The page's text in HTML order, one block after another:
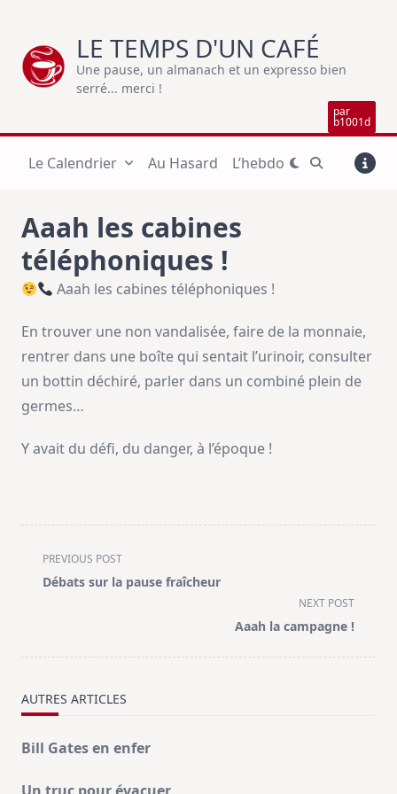
content
LE TEMPS D'UN CAFÉ
Une pause, un almanach et un expresso bien
serré... merci !
par
b1001d
Le Calendrier Au Hasard L’hebdo
Aaah les cabines
téléphoniques !
Aaah les cabines téléphoniques !
En trouver une non vandalisée, faire de la monnaie,
rentrer dans une boîte qui sentait l’urinoir, consulter
un bottin déchiré, parler dans un combiné plein de
germes…
Y avait du défi, du danger, à l’époque !
<span
class="nav-
text">Page</span>
PREVIOUS POST
Débats sur la pause fraîcheur
NEXT POST
Aaah la campagne !
AUTRES ARTICLES
Bill Gates en enfer